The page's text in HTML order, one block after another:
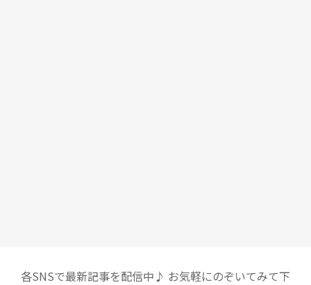
各SNSで最新記事を配信中♪ お気軽にのぞいてみて下